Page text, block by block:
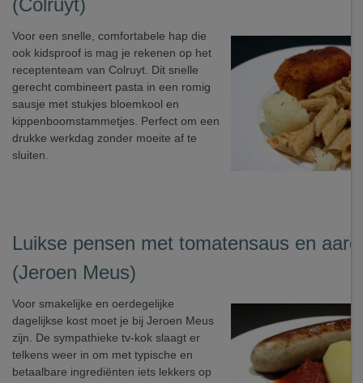
(Colruyt)
Voor een snelle, comfortabele hap die
ook kidsproof is mag je rekenen op het
receptenteam van Colruyt. Dit snelle
gerecht combineert pasta in een romig
sausje met stukjes bloemkool en
kippenboomstammetjes. Perfect om een
drukke werkdag zonder moeite af te
sluiten.
Luikse pensen met tomatensaus en
(Jeroen Meus)
Voor smakelijke en oerdegelijke
dagelijkse kost moet je bij Jeroen Meus
zijn. De sympathieke tv-kok slaagt er
telkens weer in om met typische en
betaalbare ingrediënten iets lekkers op